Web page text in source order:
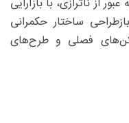
از ناترازی، با بازآرایی
ساختار حکمرانی
فصلی و طرح‌های